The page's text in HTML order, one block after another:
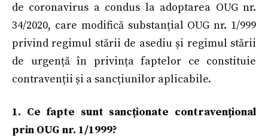
de coronavirus a condus la adoptarea OUG nr.
34/2020, care modifică substanțial OUG nr. 1/999
privind regimul stării de asediu și regimul stării
de urgență în privința faptelor ce constituie
contravenții și a sancțiunilor aplicabile.
1. Ce fapte sunt sancționate contravențional
prin OUG nr. 1/1999?